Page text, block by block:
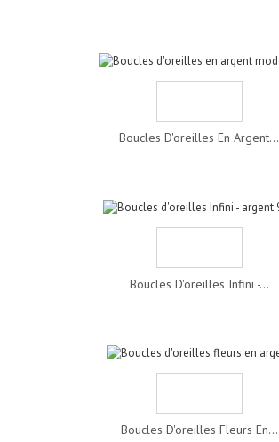
Boucles D'oreilles En Argent...
Boucles D'oreilles Infini -...
Boucles D'oreilles Fleurs En...